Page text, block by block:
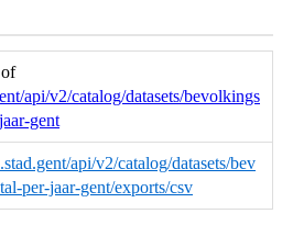
api/v2/catalog/datasets/bevolkings
gent
api/v2/catalog/datasets/bev
per-jaar-gent/exports/csv